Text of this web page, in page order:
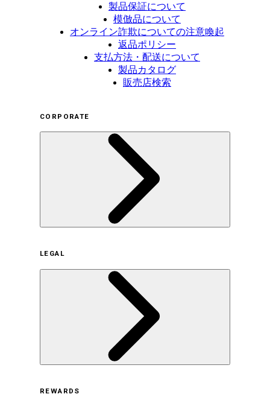
製品保証について
模倣品について
オンライン詐欺についての注意喚起
返品ポリシー
支払方法・配送について
製品カタログ
販売店検索
CORPORATE
サステナビリティの取り組み（日本）
サステナビリティの取り組み（米国/英語）
ヒストリー
採用情報
LEGAL
REWARDS